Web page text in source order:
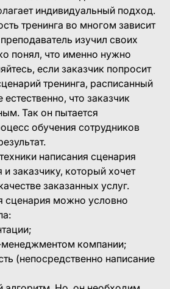
индивидуальный подход.
тренинга во многом зависит
изучил своих
понял, что именно нужно
если заказчик попросит
тренинга, расписанный
что заказчик
Так он пытается
обучения сотрудников
написания сценария
заказчику, который хочет
заказанных услуг.
сценария можно условно
менеджментом компании;
(непосредственно написание